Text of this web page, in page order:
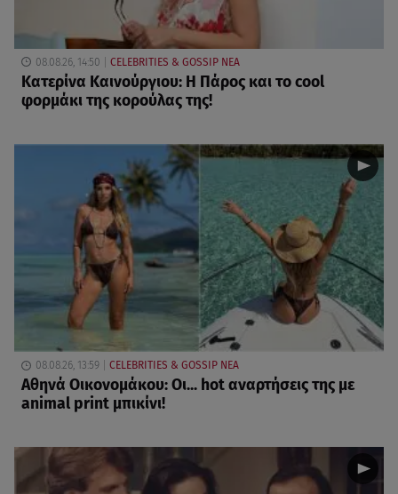
08.08.26, 14:50 CELEBRITIES & GOSSIP ΝΕΑ
Κατερίνα Καινούργιου: Η Πάρος και το cool
φορμάκι της κορούλας της!
08.08.26, 13:59 CELEBRITIES & GOSSIP ΝΕΑ
Αθηνά Οικονομάκου: Οι... hot αναρτήσεις της με
animal print μπικίνι!